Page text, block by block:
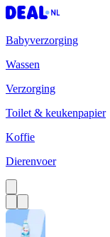
Babyverzorging
Wassen
Verzorging
Toilet & keukenpapier
Koffie
Dierenvoer